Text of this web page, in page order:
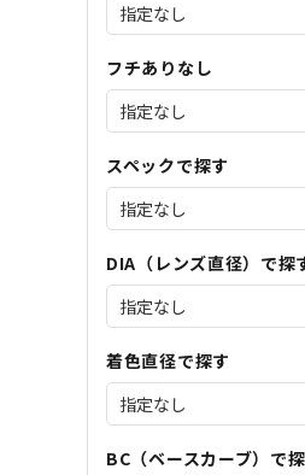
フチありなし
スペックで探す
DIA（レンズ直径）で探
着色直径で探す
BC（ベースカーブ）で